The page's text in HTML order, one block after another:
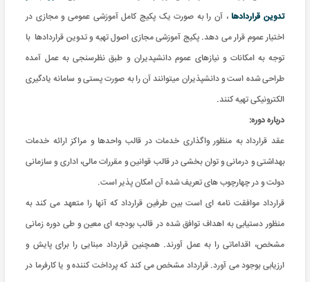
تدوین قراردادها، آن را به صورت یک پکیج کامل آموزشی عمومی و مجازی در
اختیار عموم قرار می دهد. پکیج آموزشی مجازی اصول تهیه و تدوین قراردادها با
توجه به امکانات و نیازهای عموم دانشپدیران و طبق نظرسنجی به عمل آمده
طراحی شده است و دانشپذیران میتوانند آن را به صورت پستی و سامانه یادگیری
الکترونیکی تهیه کنند.
درباره دوره:
عقد قرارداد به منظور واگذاری خدمات در قالب واحدها و مراکز ارائه خدمات
بهداشتی و درمانی و توان بخشی در قالب قوانین و مقررات مالی، اداری و سازمانی
دولت و در چهارچوب های تعریف شده آن امکان پذیر است.
قرارداد موافقت نامه ای است بین طرفین قرارداد که آنها را متعهد می کند به
منظور دستیابی به اهداف توافق شده در قالب بودجه ای معین و طی دوره زمانی
مشخص، اقداماتی را به عمل آورند. همچنین قرارداد مبنایی را برای پایش و
ارزیابی بوجود می آورد. قرارداد مشخص می کند که پرداخت کننده و یا کارفرما در